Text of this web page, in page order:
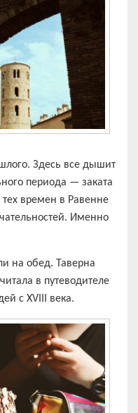
Здесь все дышит
периода — заката
времен в Равенне
Именно
на обед. Таверна
в путеводителе
с XVIII века.